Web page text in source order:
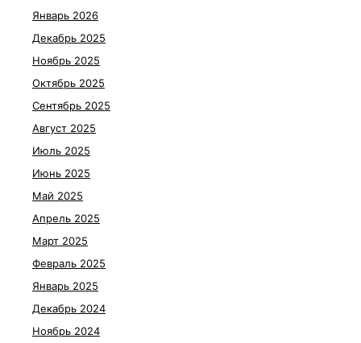
Январь 2026
Декабрь 2025
Ноябрь 2025
Октябрь 2025
Сентябрь 2025
Август 2025
Июль 2025
Июнь 2025
Май 2025
Апрель 2025
Март 2025
Февраль 2025
Январь 2025
Декабрь 2024
Ноябрь 2024